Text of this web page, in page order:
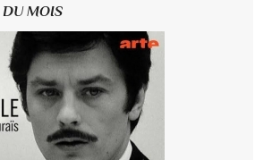
MOIS